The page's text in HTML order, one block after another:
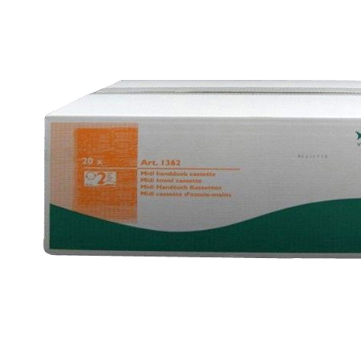
Rolemmers & Mopemmers
Overige
Machines
Stofzuigers
Industriezuigers
Eenschijfsmachines
Schrob-/zuigmachines
Tapijtmachines
Veegmachines